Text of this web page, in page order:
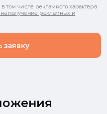
Отправить заявку
числе рекламного характера
получение рекламных и